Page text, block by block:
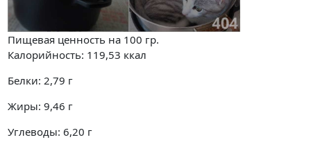
Пищевая ценность на 100 гр.
Калорийность: 119,53 ккал
Белки: 2,79 г
Жиры: 9,46 г
Углеводы: 6,20 г